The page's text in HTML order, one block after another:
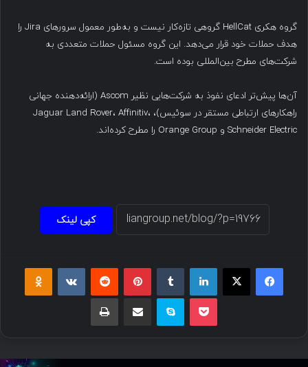
گروه هکری HellCat گروهی تازه‌کار نیست و به‌طور معمول سرورهای Jira را
هدف حملات خود قرار می‌دهد. این گروه مسئول حملات متعددی به
شرکت‌های مطرح بین‌المللی بوده است.
آن‌ها پیش‌تر ادعای نفوذ به شرکت‌هایی نظیر Ascom (ارائه‌دهنده جهانی
راهکارهای ارتباطی مستقر در سوئیس)، Jaguar Land Rover، Affinitiv،
Schneider Electric و Orange Group را مطرح کرده‌اند.
کپی لینک
فیسبوک ایکس لینکداین پینتریست
پاکت اسکایپ چاپ